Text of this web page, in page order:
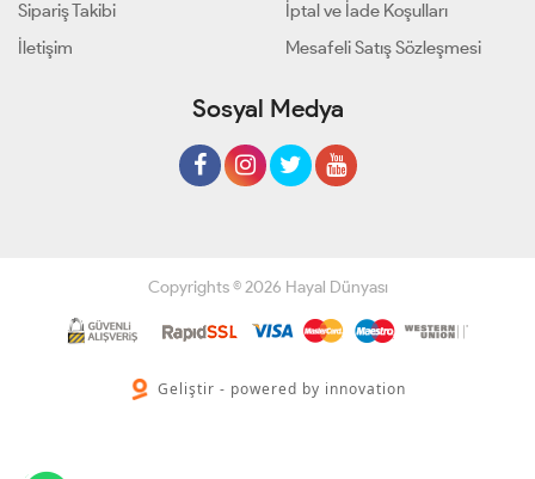
Sipariş Takibi
İletişim
İptal ve İade Koşulları
Mesafeli Satış Sözleşmesi
Sosyal Medya
Copyrights © 2026 Hayal Dünyası
Geliştir - powered by innovation